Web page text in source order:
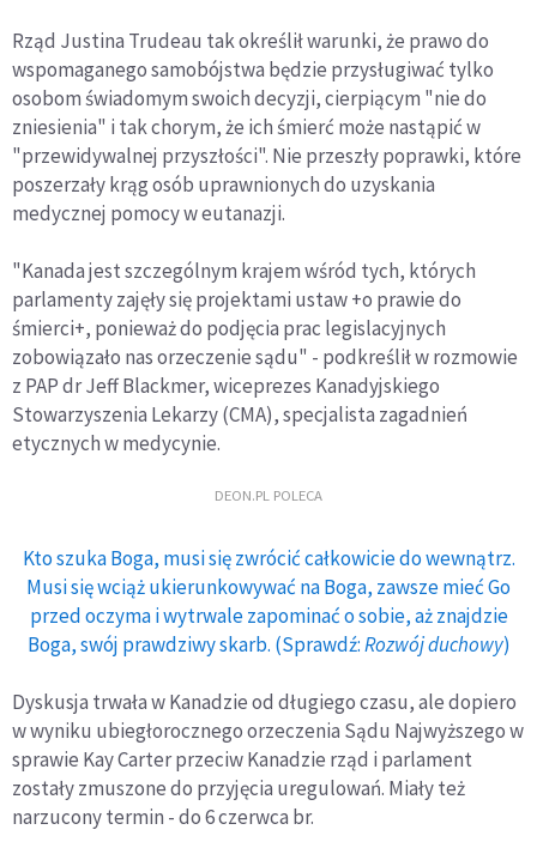
Rząd Justina Trudeau tak określił warunki, że prawo do
wspomaganego samobójstwa będzie przysługiwać tylko
osobom świadomym swoich decyzji, cierpiącym "nie do
zniesienia" i tak chorym, że ich śmierć może nastąpić w
"przewidywalnej przyszłości". Nie przeszły poprawki, które
poszerzały krąg osób uprawnionych do uzyskania
medycznej pomocy w eutanazji.
"Kanada jest szczególnym krajem wśród tych, których
parlamenty zajęły się projektami ustaw +o prawie do
śmierci+, ponieważ do podjęcia prac legislacyjnych
zobowiązało nas orzeczenie sądu" - podkreślił w rozmowie
z PAP dr Jeff Blackmer, wiceprezes Kanadyjskiego
Stowarzyszenia Lekarzy (CMA), specjalista zagadnień
etycznych w medycynie.
DEON.PL POLECA
Kto szuka Boga, musi się zwrócić całkowicie do wewnątrz.
Musi się wciąż ukierunkowywać na Boga, zawsze mieć Go
przed oczyma i wytrwale zapominać o sobie, aż znajdzie
Boga, swój prawdziwy skarb. (Sprawdź:Rozwój duchowy)
Dyskusja trwała w Kanadzie od długiego czasu, ale dopiero
w wyniku ubiegłorocznego orzeczenia Sądu Najwyższego w
sprawie Kay Carter przeciw Kanadzie rząd i parlament
zostały zmuszone do przyjęcia uregulowań. Miały też
narzucony termin - do 6 czerwca br.